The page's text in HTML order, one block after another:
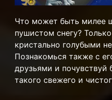
Что может быть милее
пушистом снегу?
кристально голубыми
Познакомься также с
друзьями и почувствуй
такого свежего и